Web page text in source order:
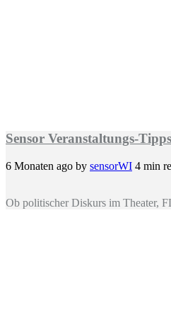
Sensor Veranstaltungs-
6 Monaten ago by sensorWI 4 min
Ob politischer Diskurs im Theater,